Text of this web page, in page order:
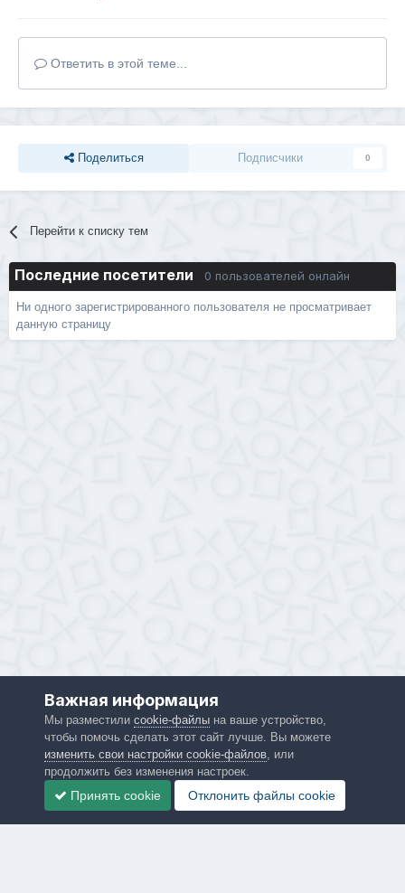
Ответить в этой теме...
Поделиться Подписчики 0
Перейти к списку тем
Последние посетители 0 пользователей онлайн
Ни одного зарегистрированного пользователя не просматривает
данную страницу
Важная информация
Мы разместили cookie-файлына ваше устройство,
чтобы помочь сделать этот сайт лучше. Вы можете
изменить свои настройки cookie-файлов, или
продолжить без изменения настроек.
Принять cookie Отклонить файлы сookie